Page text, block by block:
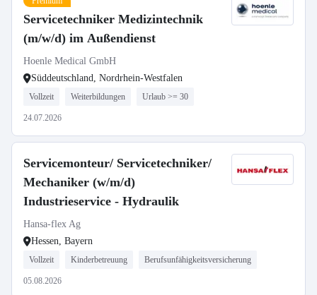
Servicetechniker Medizintechnik
(m/w/d) im Außendienst
Hoenle Medical GmbH
Süddeutschland, Nordrhein-Westfalen
Vollzeit Weiterbildungen Urlaub >= 30
24.07.2026
Servicemonteur/ Servicetechniker/
Mechaniker (w/m/d)
Industrieservice - Hydraulik
Hansa-flex Ag
Hessen, Bayern
Vollzeit Kinderbetreuung Berufsunfähigkeitsversicherung
05.08.2026